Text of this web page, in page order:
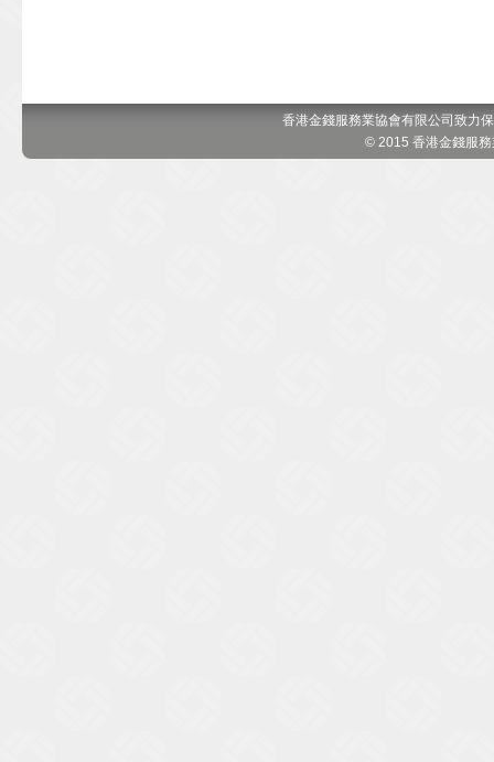
香港金錢服務業協會有限公司致力
© 2015 香港金錢服